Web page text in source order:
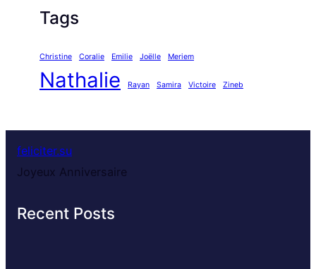
Tags
Christine Coralie Emilie Joëlle Meriem
Nathalie Rayan Samira Victoire Zineb
feliciter.su
Joyeux Anniversaire
Recent Posts